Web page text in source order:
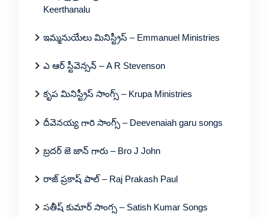
Keerthanalu
ఇమ్మనుయేలు మినిస్ట్రీస్ – Emmanuel Ministries
ఎ ఆర్ స్టీవెన్సన్ – A R Stevenson
కృప మినిస్ట్రీస్ సాంగ్స్ – Krupa Ministries
దీవెనయ్య గారి సాంగ్స్ – Deevenaiah garu songs
బ్రదర్ జె జాన్ గారు – Bro J John
రాజ్ ప్రకాష్ పాల్ – Raj Prakash Paul
సతీష్ కుమార్ సాంగ్స – Satish Kumar Songs